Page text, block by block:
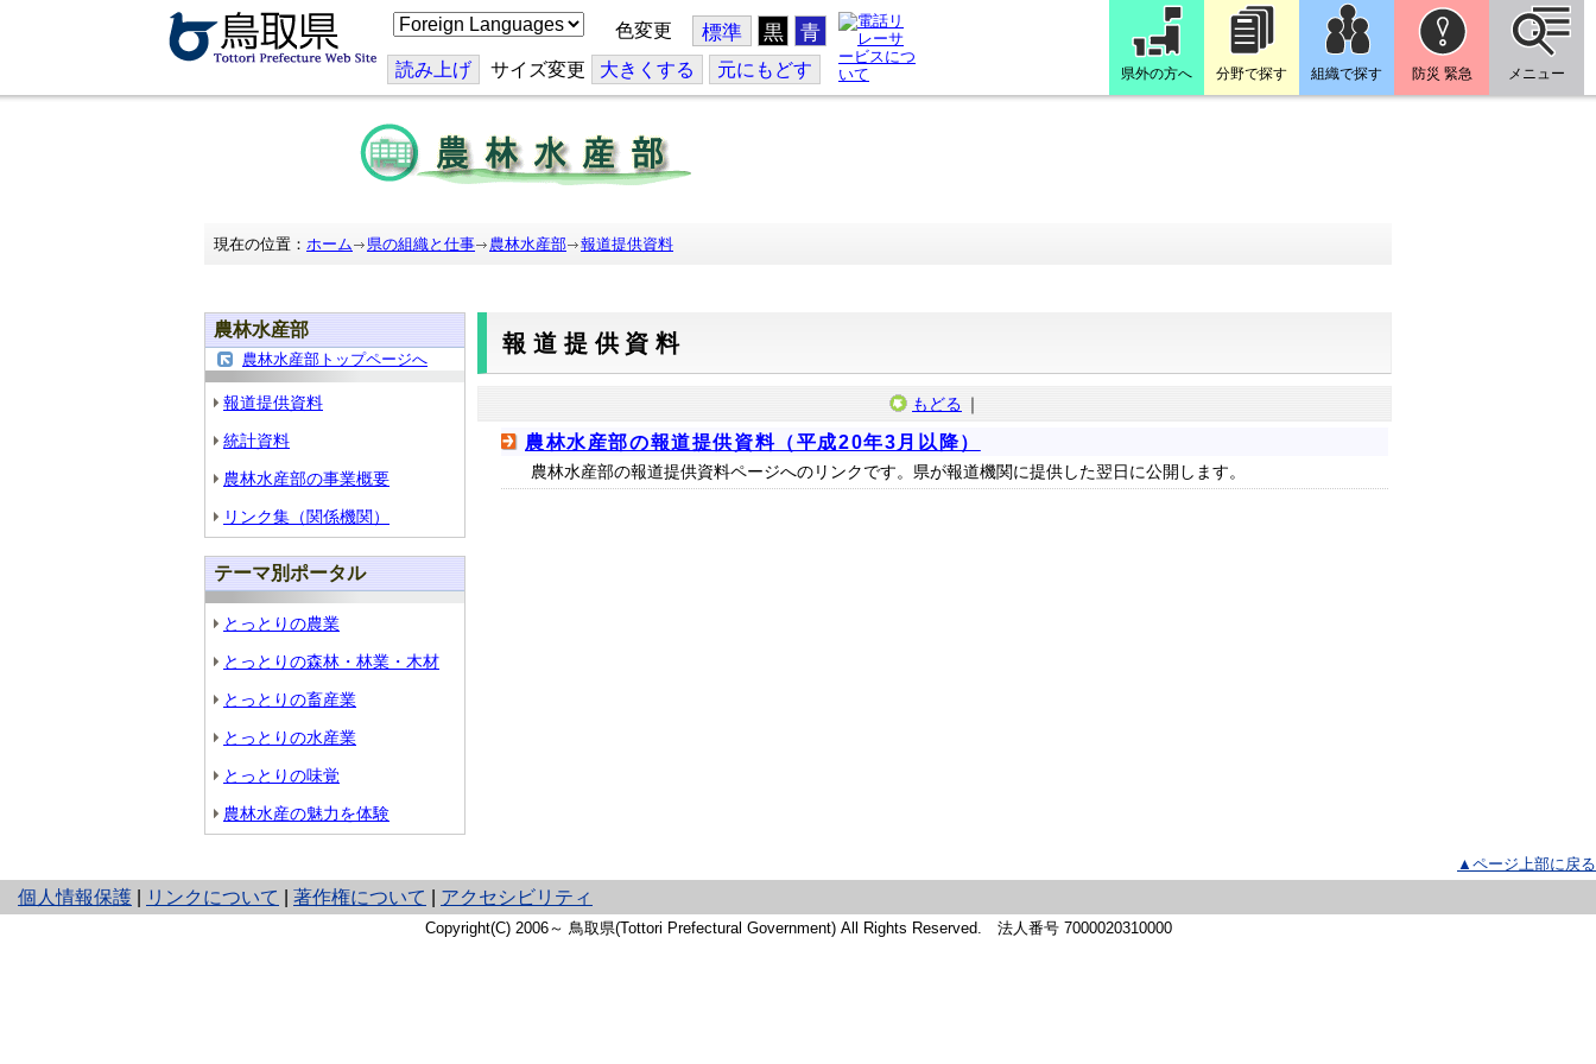
こ
の
ジ
を
翻
訳
す
る
色変更 標準 黒 青
読み上げ サイズ変更 大きくする 元にもどす 県外の方へ 分野で探す 組織で探す 防災 緊急 メニュー
現在の位置： ホーム 県の組織と仕事 農林水産部 報道提供資料
農林水産部
農林水産部トップページへ
報道提供資料
統計資料
農林水産部の事業概要
リンク集（関係機関）
テーマ別ポータル
とっとりの農業
とっとりの森林・林業・木材
とっとりの畜産業
とっとりの水産業
とっとりの味覚
農林水産の魅力を体験
報道提供資料
もどる ｜
農林水産部の報道提供資料（平成20年3月以降）
農林水産部の報道提供資料ページへのリンクです。県が報道機関に提供した翌日に公開します。
▲ページ上部に戻る
個人情報保護
と
り
リンクについて 著作権について アクセシビリティ
Copyright(C) 2006～ 鳥取県(Tottori Prefectural Government) All Rights Reserved. 法人番号 7000020310000